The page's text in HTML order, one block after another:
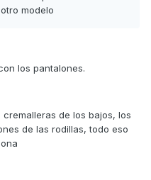
modelo
los pantalones.
de los bajos, los
de las rodillas, todo eso